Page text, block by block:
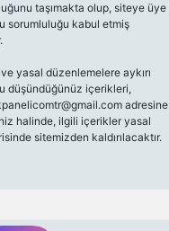
taşımakta olup, siteye üye
sorumluluğu kabul etmiş
yasal düzenlemelere aykırı
düşündüğünüz içerikleri,
adresine
halinde, ilgili içerikler yasal
sitemizden kaldırılacaktır.